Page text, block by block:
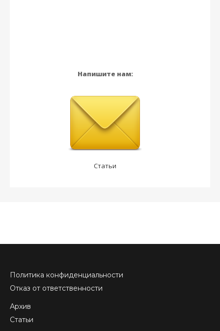
Напишите нам:
Статьи
Политика конфиденциальности
Отказ от ответственности
Архив
Статьи